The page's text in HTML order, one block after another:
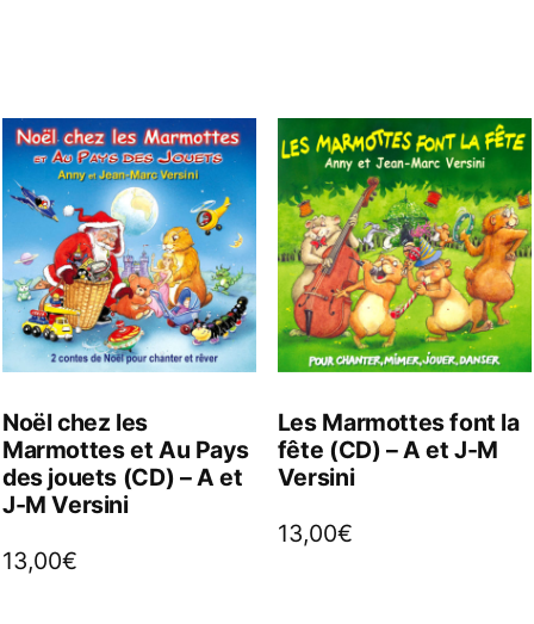
Noël chez les
Marmottes et Au Pays
des jouets (CD) – A et
J-M Versini
13,00€
Les Marmottes font la
fête (CD) – A et J-M
Versini
13,00€